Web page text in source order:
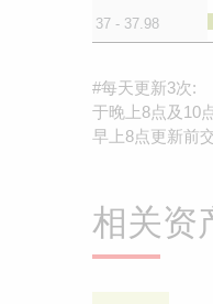
37 - 37.98
#每天更新3次:
于晚上8点及10
早上8点更新前
相关资